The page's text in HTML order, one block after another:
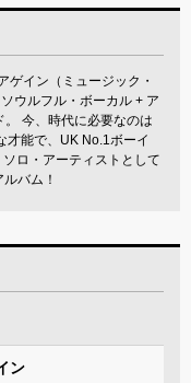
ゲイン（ミュージック・
ウルフル・ボーカル + ア
今、時代に必要なのは
才能で、UK No.1ボーイ
ロ・アーティストとして
バム！
ン